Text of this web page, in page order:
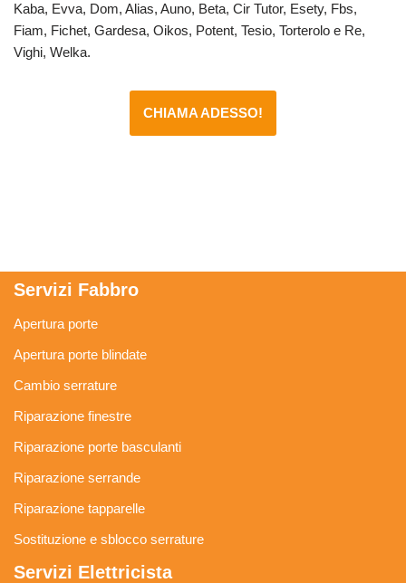
Kaba, Evva, Dom, Alias, Auno, Beta, Cir Tutor, Esety, Fbs,
Fiam, Fichet, Gardesa, Oikos, Potent, Tesio, Torterolo e Re,
Vighi, Welka.
CHIAMA ADESSO!
Servizi Fabbro
Apertura porte
Apertura porte blindate
Cambio serrature
Riparazione finestre
Riparazione porte basculanti
Riparazione serrande
Riparazione tapparelle
Sostituzione e sblocco serrature
Servizi Elettricista